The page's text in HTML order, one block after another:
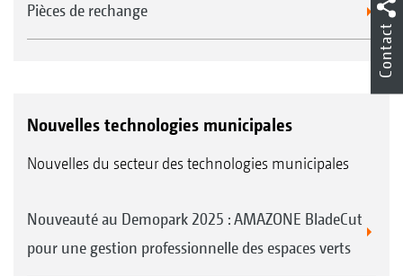
Pièces de rechange
Nouvelles technologies municipales
Nouvelles du secteur des technologies municipales
Nouveauté au Demopark 2025 : AMAZONE BladeCut
pour une gestion professionnelle des espaces verts
Contact